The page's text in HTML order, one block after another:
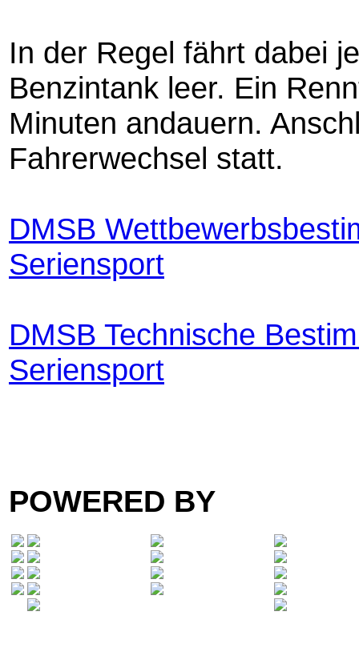
In der Regel fährt dabei
Benzintank leer. Ein
Minuten andauern.
Fahrerwechsel statt.
DMSB
Seriensport
DMSB Technische
Seriensport
POWERED BY